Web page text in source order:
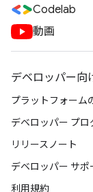
Codelab
動画
デベロッパー
プラットフォーム
デベロッパー プロ
リリースノート
デベロッパー サポ
利用規約